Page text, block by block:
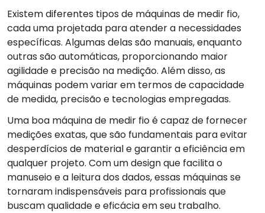
Existem diferentes tipos de máquinas de medir fio,
cada uma projetada para atender a necessidades
específicas. Algumas delas são manuais, enquanto
outras são automáticas, proporcionando maior
agilidade e precisão na medição. Além disso, as
máquinas podem variar em termos de capacidade
de medida, precisão e tecnologias empregadas.
Uma boa máquina de medir fio é capaz de fornecer
medições exatas, que são fundamentais para evitar
desperdícios de material e garantir a eficiência em
qualquer projeto. Com um design que facilita o
manuseio e a leitura dos dados, essas máquinas se
tornaram indispensáveis para profissionais que
buscam qualidade e eficácia em seu trabalho.